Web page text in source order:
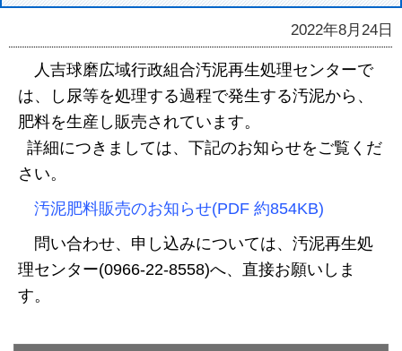
2022年8月24日
人吉球磨広域行政組合汚泥再生処理センターで
は、し尿等を処理する過程で発生する汚泥から、
肥料を生産し販売されています。
詳細につきましては、下記のお知らせをご覧くだ
さい。
汚泥肥料販売のお知らせ(PDF 約854KB)
問い合わせ、申し込みについては、汚泥再生処
理センター(0966-22-8558)へ、直接お願いしま
す。